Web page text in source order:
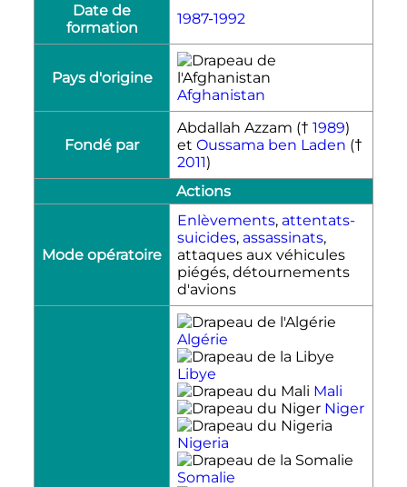
Date de
formation
1987-1992
Pays d'origine
Afghanistan
Fondé par
Abdallah Azzam († 1989)
et Oussama ben Laden (†
2011)
Actions
Mode opératoire
Enlèvements, attentats-
suicides, assassinats,
attaques aux véhicules
piégés, détournements
d'avions
Algérie
Libye
Mali
Niger
Nigeria
Somalie